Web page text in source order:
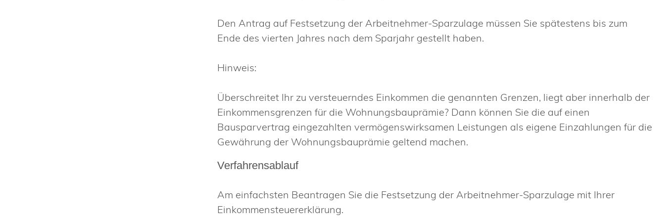
Den Antrag auf Festsetzung der Arbeitnehmer-Sparzulage müssen Sie spätestens bis zum
Ende des vierten Jahres nach dem Sparjahr gestellt haben.
Hinweis:
Überschreitet Ihr zu versteuerndes Einkommen die genannten Grenzen, liegt aber innerhalb der
Einkommensgrenzen für die Wohnungsbauprämie? Dann können Sie die auf einen
Bausparvertrag eingezahlten vermögenswirksamen Leistungen als eigene Einzahlungen für die
Gewährung der Wohnungsbauprämie geltend machen.
Verfahrensablauf
Am einfachsten Beantragen Sie die Festsetzung der Arbeitnehmer-Sparzulage mit Ihrer
Einkommensteuererklärung.